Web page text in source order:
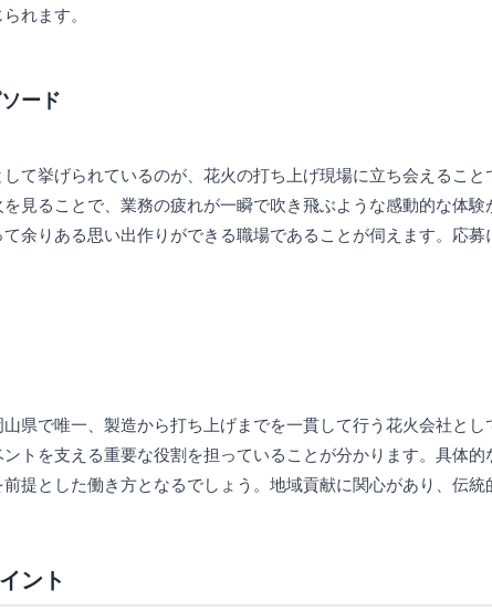
れます。
ード
て挙げられているのが、花火の打ち上げ現場に立ち会えるこ
見ることで、業務の疲れが一瞬で吹き飛ぶような感動的な体
余りある思い出作りができる職場であることが伺えます。応
県で唯一、製造から打ち上げまでを一貫して行う花火会社と
トを支える重要な役割を担っていることが分かります。具体
提とした働き方となるでしょう。地域貢献に関心があり、伝
ント